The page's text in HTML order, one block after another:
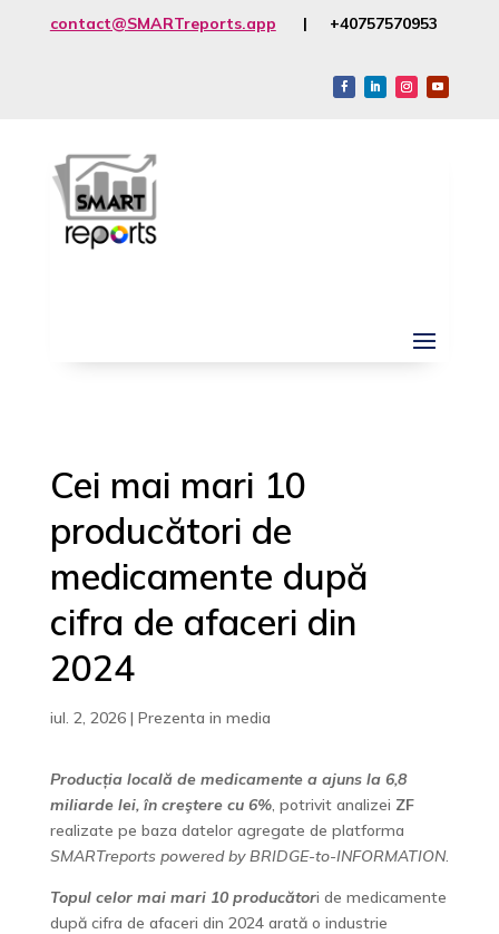
contact@SMARTreports.app | +40757570953
Cei mai mari 10
producători de
medicamente după
cifra de afaceri din
2024
iul. 2, 2026| Prezenta in media
Producția locală de medicamente a ajuns la 6,8
miliarde lei, în creştere cu 6%, potrivit analizei ZF
realizate pe baza datelor agregate de platforma
SMARTreports powered by BRIDGE-to-INFORMATION.
Topul celor mai mari 10 producători de medicamente
după cifra de afaceri din 2024 arată o industrie